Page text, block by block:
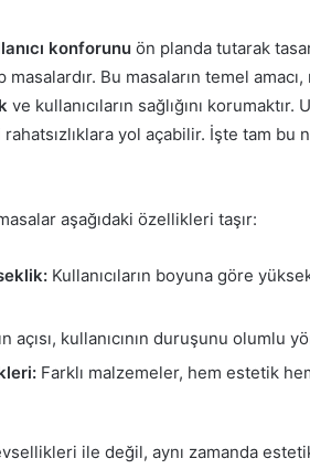
konforunu ön planda tutarak
masalardır. Bu masaların temel
ve kullanıcıların sağlığını
yol açabilir. İşte tam bu
aşağıdaki özellikleri taşır:
Kullanıcıların boyuna göre
açısı, kullanıcının duruşunu olumlu
Farklı malzemeler, hem estetik
ile değil, aynı zamanda